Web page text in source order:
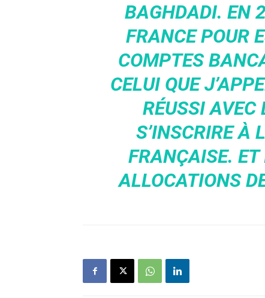
BAGHDADI. EN
FRANCE POUR
COMPTES
CELUI QUE
RÉUSSI AVEC
S’INSCRIRE À
FRANÇAISE. ET
ALLOCATIONS